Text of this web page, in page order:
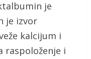
je
je izvor
kalcijum i
raspoloženje i